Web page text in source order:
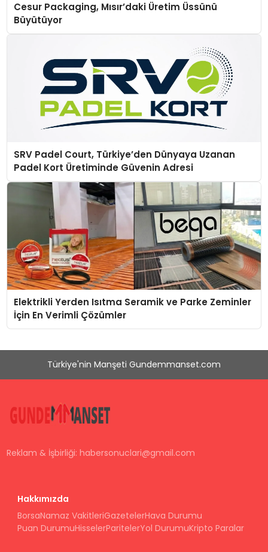
Cesur Packaging, Mısır’daki Üretim Üssünü
Büyütüyor
SRV Padel Court, Türkiye’den Dünyaya Uzanan
Padel Kort Üretiminde Güvenin Adresi
Elektrikli Yerden Isıtma Seramik ve Parke Zeminler
İçin En Verimli Çözümler
Türkiye'nin Manşeti Gundemmanset.com
Reklam & İşbirliği:habersonuclari@gmail.com
Hakkımızda
BorsaNamaz VakitleriGazetelerHava Durumu
Puan DurumuHisselerParitelerYol DurumuKripto Paralar